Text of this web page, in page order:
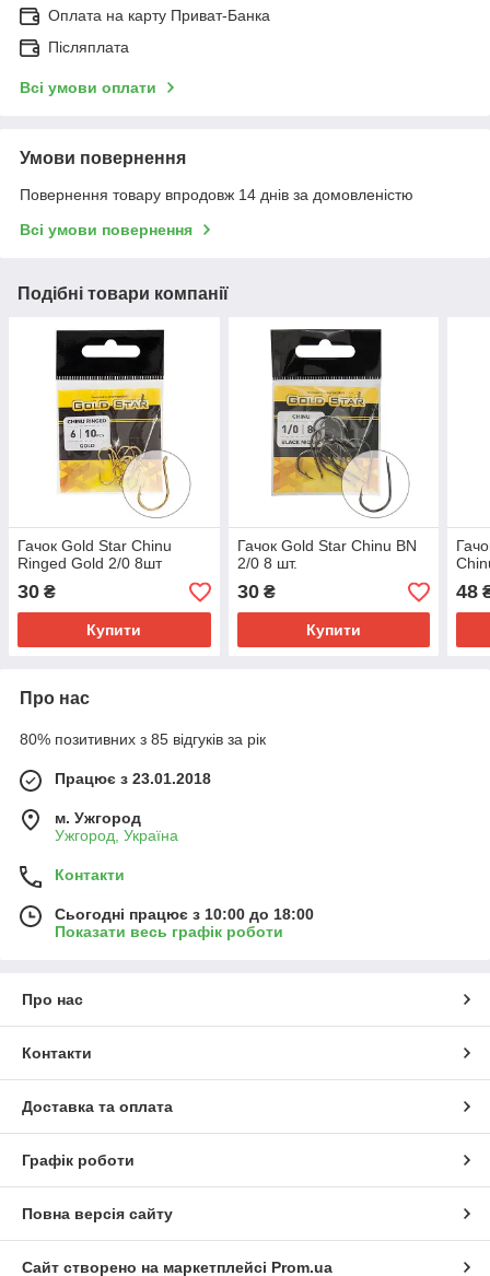
Оплата на карту Приват-Банка
Післяплата
Всі умови оплати
Умови повернення
Повернення товару впродовж 14 днів за домовленістю
Всі умови повернення
Подібні товари компанії
Гачок Gold Star Chinu
Ringed Gold 2/0 8шт
30 ₴
Купити
Гачок Gold Star Chinu BN
2/0 8 шт.
30₴
Купити
48
Про нас
80% позитивних з 85 відгуків за рік
Працює з 23.01.2018
м. Ужгород
Ужгород, Україна
Контакти
Сьогодні працює з 10:00 до 18:00
Показати весь графік роботи
Про нас
Контакти
Доставка та оплата
Графік роботи
Повна версія сайту
Сайт створено на маркетплейсі Prom.ua